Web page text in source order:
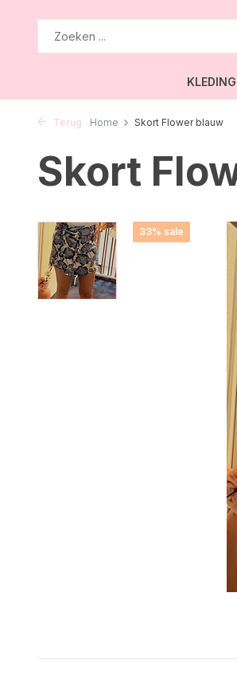
KLEDING
Terug Home Skort Flower blauw
Skort
33% sale